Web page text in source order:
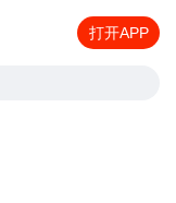
打开APP